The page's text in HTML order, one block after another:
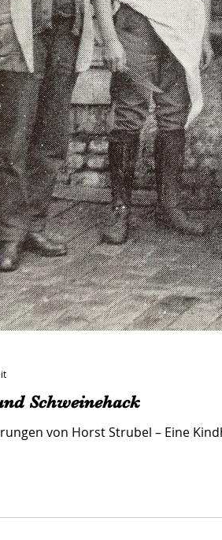
Schweinehack
von Horst Strubel – Eine